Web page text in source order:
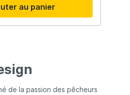
au panier
de la passion des pêcheurs